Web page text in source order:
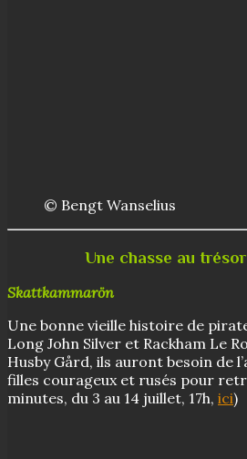
© Bengt Wanselius
Une chasse au
Skattkammarön
Une bonne vieille histoire de
Long John Silver et Rackham Le
Husby Gård, ils auront besoin de
filles courageux et rusés pour
minutes, du 3 au 14 juillet, 17h, ici)